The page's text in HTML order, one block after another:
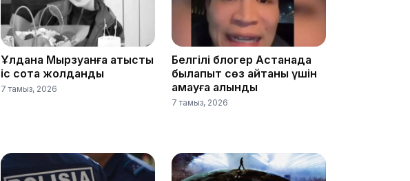
Ұлдана Мырзуанға қатысты
іс сотқа жолданды
7 тамыз, 2026
Белгілі блогер Астанада
былапыт сөз айтқаны үшін
қамауға алынды
7 тамыз, 2026